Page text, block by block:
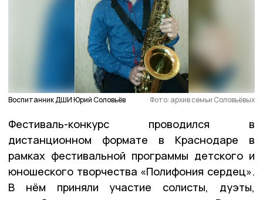
Воспитанник ДШИ Юрий Соловьёв Фото: архив семьи Соловьёвых
Фестиваль-конкурс проводился в
дистанционном формате в Краснодаре в
рамках фестивальной программы детского и
юношеского творчества «Полифония сердец».
В нём приняли участие солисты, дуэты,